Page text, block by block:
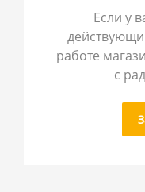
Если у
работе
с